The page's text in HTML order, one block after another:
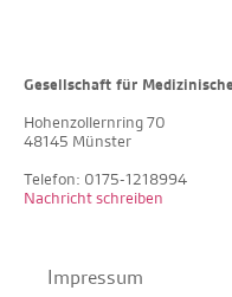
Gesellschaft für
Hohenzollernring 70
48145 Münster
Telefon: 0175-1218994
Nachricht schreiben
Impressum